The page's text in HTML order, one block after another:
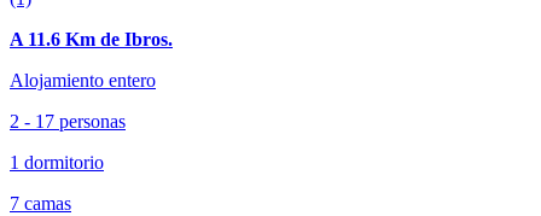
A 11.6 Km de Ibros.
Alojamiento entero
2 - 17 personas
1 dormitorio
7 camas